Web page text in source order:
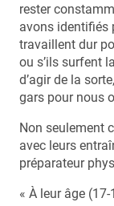
rester
avons identifiés
travaillent dur
ou s’ils surfent
d’agir de la
gars pour nous
Non seulement
avec leurs
préparateur
« À leur âge